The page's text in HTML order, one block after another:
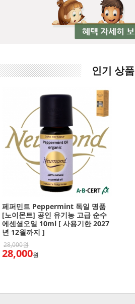
인기 상품
페퍼민트 Peppermint 독일 명품
[노이몬트] 공인 유기농 고급 순수
에센셜오일 10ml [ 사용기한 2027
년 12월까지 ]
28,000원
28,000원